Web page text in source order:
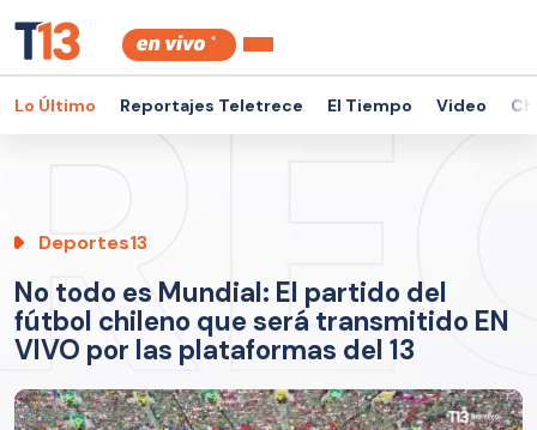
Lo Último Reportajes Teletrece El Tiempo Video
Deportes13
No todo es Mundial: El partido del
fútbol chileno que será transmitido EN
VIVO por las plataformas del 13